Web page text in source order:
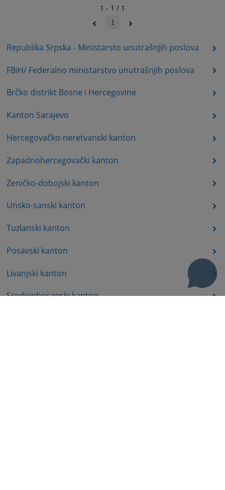
Republika Srpska - Ministarsto unutrašnjih poslova
FBiH/ Federalno ministarstvo unutrašnjih poslova
Brčko distrikt Bosne i Hercegovine
Kanton Sarajevo
Hercegovačko-neretvanski kanton
Zapadnohercegovački kanton
Zeničko-dobojski kanton
Unsko-sanski kanton
Tuzlanski kanton
Posavski kanton
Livanjski kanton
Srednjobosanski kanton
1 - 1 / 1
1